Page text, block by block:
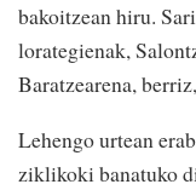
bakoitzean hiru.
lorategienak,
Baratzearena,
Lehengo urtean
ziklikoki banatuko